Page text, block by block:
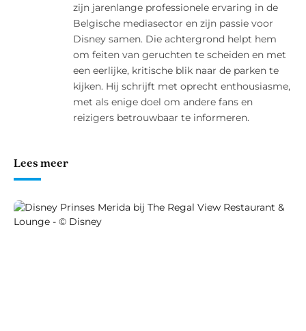
zijn jarenlange professionele ervaring in de
Belgische mediasector en zijn passie voor
Disney samen. Die achtergrond helpt hem
om feiten van geruchten te scheiden en met
een eerlijke, kritische blik naar de parken te
kijken. Hij schrijft met oprecht enthousiasme,
met als enige doel om andere fans en
reizigers betrouwbaar te informeren.
Lees meer